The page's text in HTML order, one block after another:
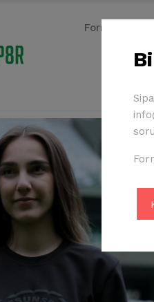
Formalar